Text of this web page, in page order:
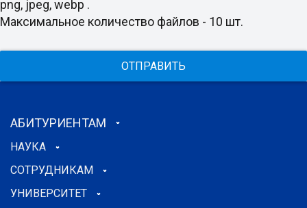
png, jpeg, webp .
Максимальное количество файлов - 10 шт.
ОТПРАВИТЬ
АБИТУРИЕНТАМ
НАУКА
СОТРУДНИКАМ
УНИВЕРСИТЕТ